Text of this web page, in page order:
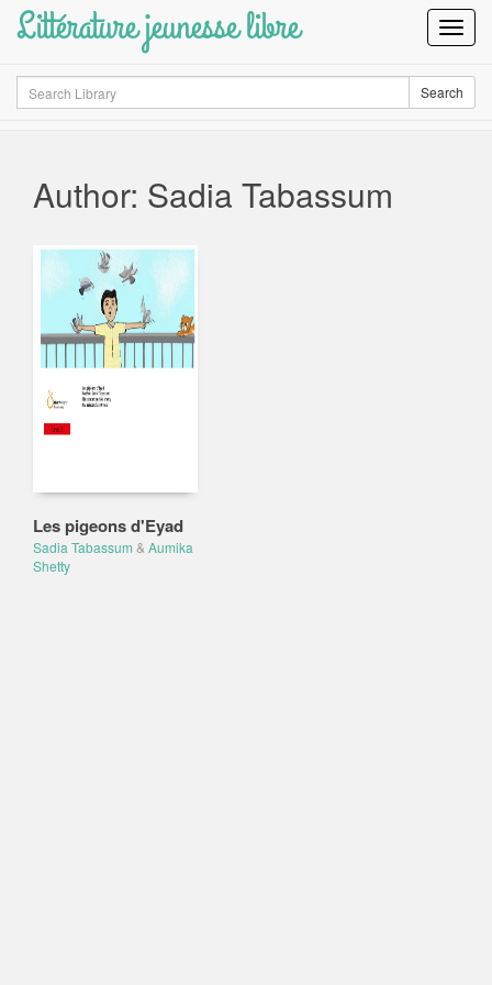
Littérature jeunesse libre
Search Search
Author: Sadia Tabassum
Les pigeons d'Eyad
Sadia Tabassum & Aumika
Shetty